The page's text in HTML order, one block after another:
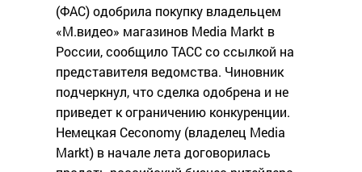
(ФАС) одобрила покупку владельцем
«М.видео» магазинов Media Markt в
России, сообщило ТАСС со ссылкой на
представителя ведомства. Чиновник
подчеркнул, что сделка одобрена и не
приведет к ограничению конкуренции.
Немецкая Ceconomy (владелец Media
Markt) в начале лета договорилась